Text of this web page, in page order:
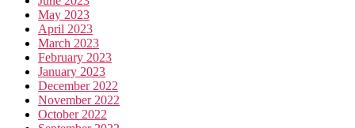
May 2023
April 2023
March 2023
February 2023
January 2023
December 2022
November 2022
October 2022